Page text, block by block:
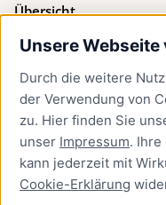
Unsere
Durch die weitere
der Verwendung von
zu. Hier finden Sie
unser Impressum.
kann jederzeit mit
Cookie-Erklärung
Übersicht
Bürgerservice
Presse
Newsletter Lübeck:kompakt
Kontakt
Kontakt